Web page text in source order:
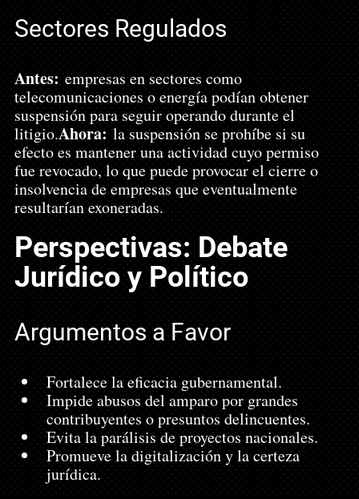
Sectores Regulados
Antes: empresas en sectores como
telecomunicaciones o energía podían obtener
suspensión para seguir operando durante el
litigio.Ahora: la suspensión se prohíbe si su
efecto es mantener una actividad cuyo permiso
fue revocado, lo que puede provocar el cierre o
insolvencia de empresas que eventualmente
resultarían exoneradas.
Perspectivas: Debate
Jurídico y Político
Argumentos a Favor
Fortalece la eficacia gubernamental.
Impide abusos del amparo por grandes
contribuyentes o presuntos delincuentes.
Evita la parálisis de proyectos nacionales.
Promueve la digitalización y la certeza
jurídica.